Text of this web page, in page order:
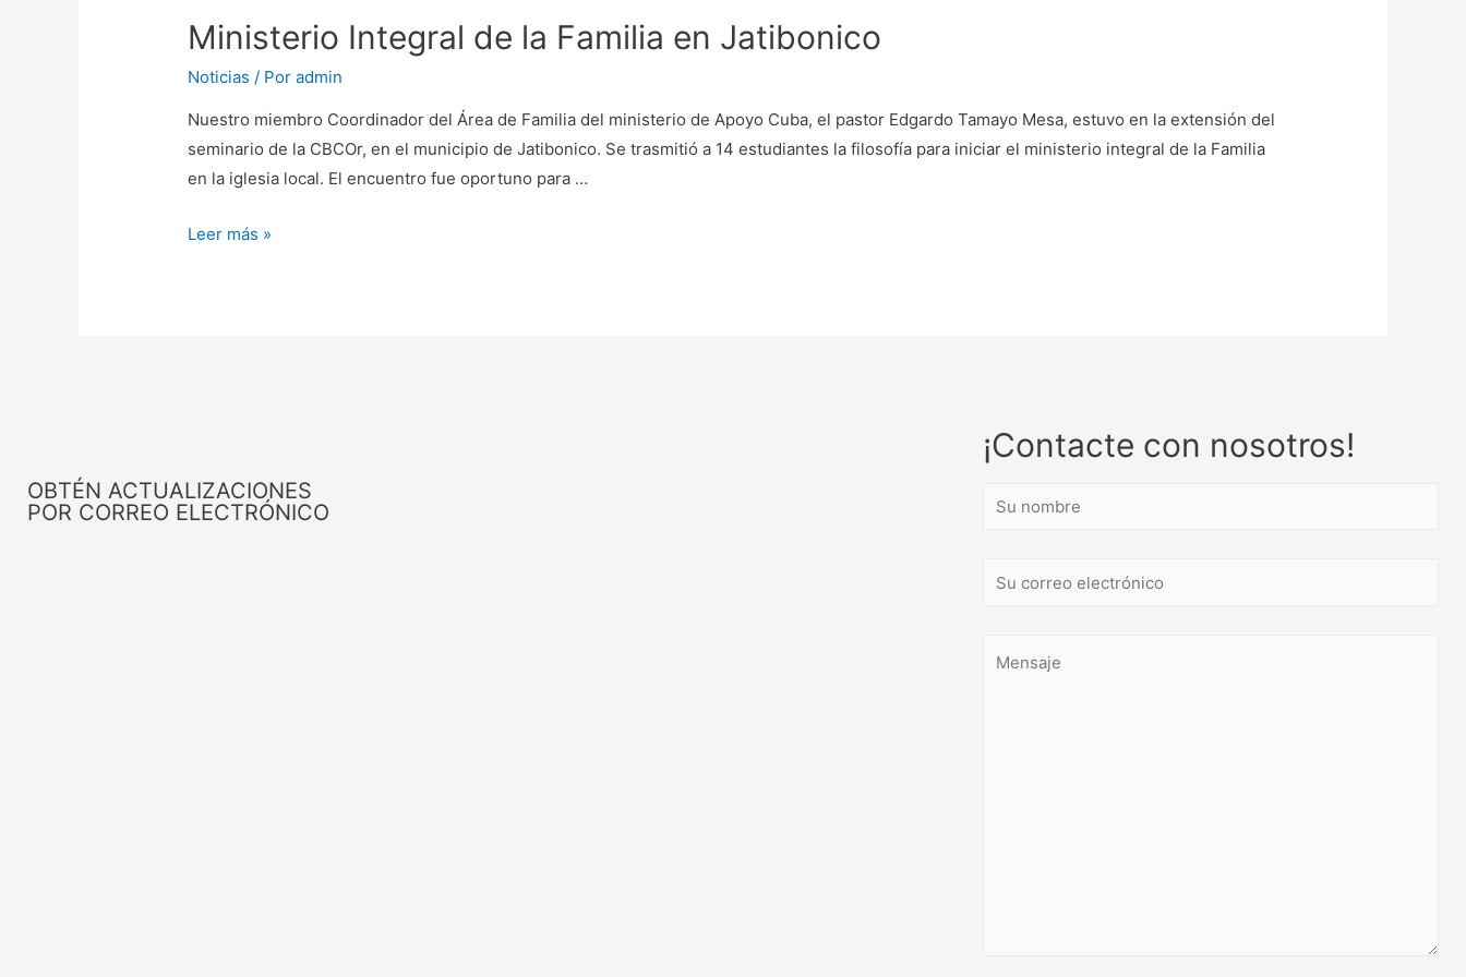
Ministerio Integral de la Familia en Jatibonico
Noticias / Poradmin
Nuestro miembro Coordinador del Área de Familia del ministerio de Apoyo Cuba, el pastor Edgardo Tamayo Mesa, estuvo en la extensión del
seminario de la CBCOr, en el municipio de Jatibonico. Se trasmitió a 14 estudiantes la filosofía para iniciar el ministerio integral de la Familia
en la iglesia local. El encuentro fue oportuno para …
Leer más »
OBTÉN ACTUALIZACIONES
POR CORREO ELECTRÓNICO
¡Contacte con nosotros!